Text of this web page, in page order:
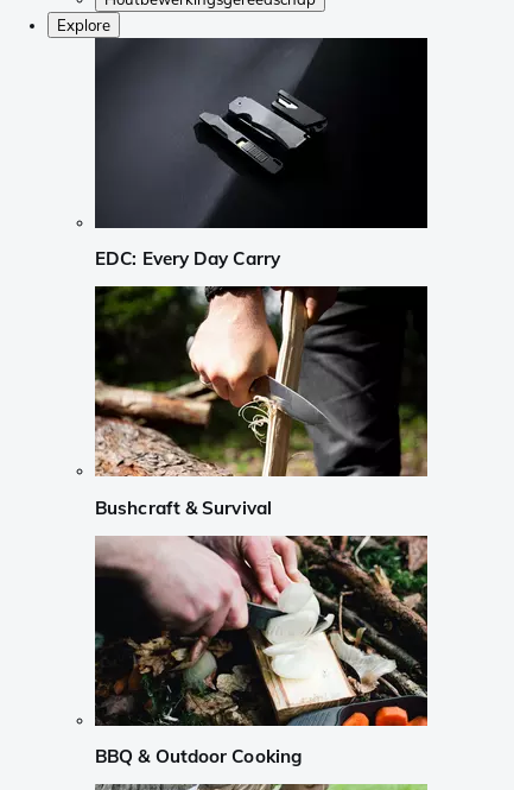
Explore
EDC: Every Day Carry
Bushcraft & Survival
BBQ & Outdoor Cooking